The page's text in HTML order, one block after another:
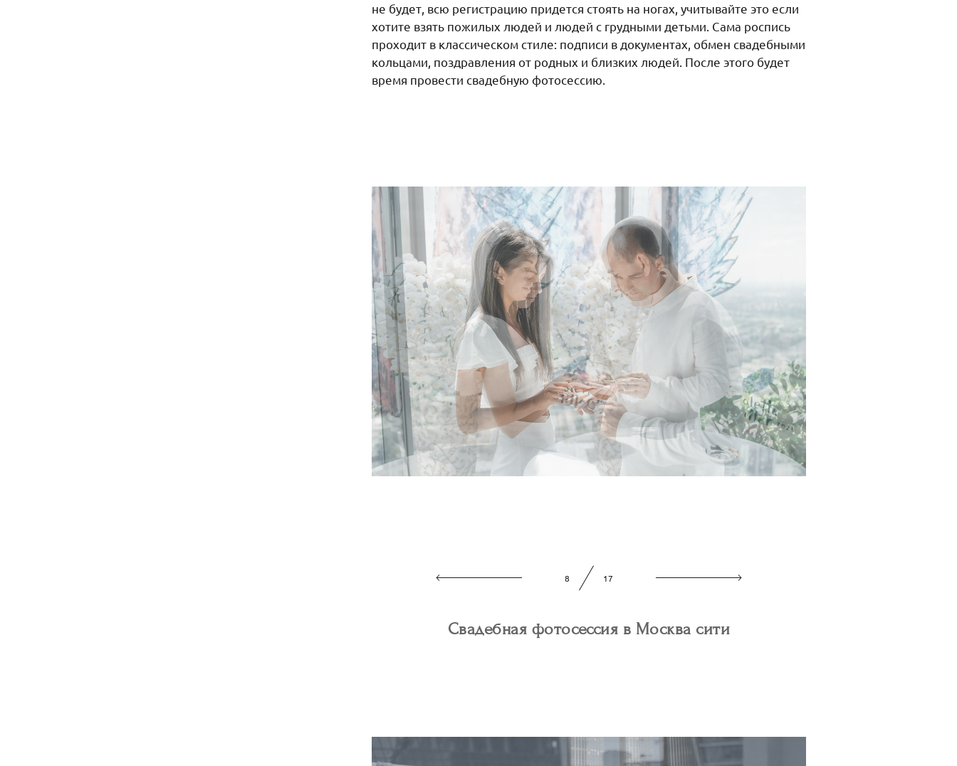
не будет, всю регистрацию придется стоять на ногах, учитывайте это если
хотите взять пожилых людей и людей с грудными детьми. Сама роспись
проходит в классическом стиле: подписи в документах, обмен свадебными
кольцами, поздравления от родных и близких людей. После этого будет
время провести свадебную фотосессию.
9 17
Свадебная фотосессия в Москва сити